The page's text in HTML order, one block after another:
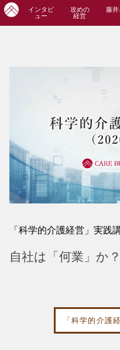
インタビ
ュー
攻めの
経営
藤井
「科学的介護経営」実践
自社は「何業」か？
「科学的介護